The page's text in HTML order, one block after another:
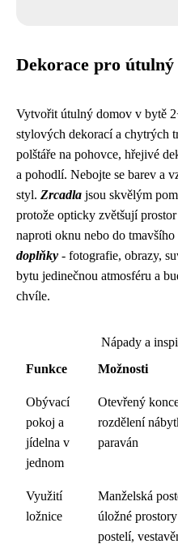
Dekorace pro útulný
Vytvořit útulný domov v bytě
stylových dekorací a chytrých
polštáře na pohovce, hřejivé
a pohodlí. Nebojte se barev a
styl. Zrcadla jsou skvělým
protože opticky zvětšují
naproti oknu nebo do
doplňky - fotografie, obrazy,
bytu jedinečnou atmosféru a
chvíle.
Nápady a
Funkce
Možnosti
Obývací
pokoj a
jídelna v
jednom
Otevřený
rozdělení
paraván
Využití
ložnice
Manželská
úložné
postelí,